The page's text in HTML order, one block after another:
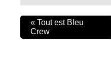
« Tout est Bleu
Crew